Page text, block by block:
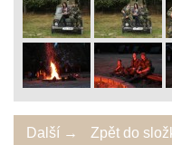
Další → Zpět do